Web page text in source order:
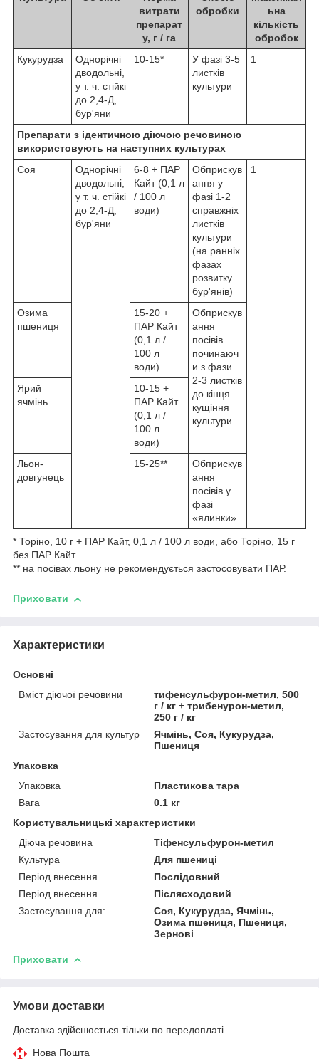
витрати
препарат
у, г / га
обробки
ьна
кількість
обробок
Кукурудза
Однорічні
дводольні,
у т. ч. стійкі
до 2,4-Д,
бур'яни
10-15*
У фазі 3-5
листків
культури
1
Препарати з ідентичною діючою речовиною
використовують на наступних культурах
Соя
Однорічні
дводольні,
у т. ч. стійкі
до 2,4-Д,
бур'яни
6-8 + ПАР
Кайт (0,1 л
/ 100 л
води)
Обприскув
ання у
фазі 1-2
справжніх
листків
культури
(на ранніх
фазах
розвитку
бур'янів)
1
Озима
пшениця
15-20 +
ПАР Кайт
(0,1 л /
100 л
води)
Обприскув
ання
посівів
починаюч
и з фази
2-3 листків
до кінця
кущіння
культури
Ярий
ячмінь
10-15 +
ПАР Кайт
(0,1 л /
100 л
води)
Льон-
довгунець
15-25**
Обприскув
ання
посівів у
фазі
«ялинки»
* Торіно, 10 г + ПАР Кайт, 0,1 л / 100 л води, або Торіно, 15 г
без ПАР Кайт.
** на посівах льону не рекомендується застосовувати ПАР.
Приховати
Характеристики
Основні
Вміст діючої речовини
тифенсульфурон-метил, 500
г / кг + трибенурон-метил,
250 г / кг
Застосування для культур
Ячмінь, Соя, Кукурудза,
Пшениця
Упаковка
Упаковка
Пластикова тара
Вага
0.1 кг
Користувальницькі характеристики
Діюча речовина
Тіфенсульфурон-метил
Культура
Для пшениці
Період внесення
Послідовний
Період внесення
Післясходовий
Застосування для:
Соя, Кукурудза, Ячмінь,
Озима пшениця, Пшениця,
Зернові
Приховати
Умови доставки
Доставка здійснюється тільки по передоплаті.
Нова Пошта